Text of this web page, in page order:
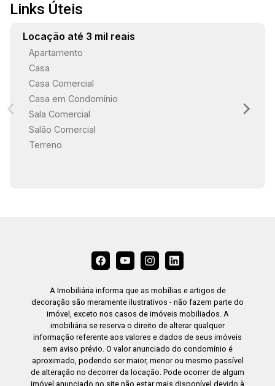
Links Úteis
Locação até 3 mil reais
Apartamento
Casa
Casa Comercial
Casa em Condomínio
Sala Comercial
Salão Comercial
Terreno
A Imobiliária informa que as mobílias e artigos de
decoração são meramente ilustrativos - não fazem parte do
imóvel, exceto nos casos de imóveis mobiliados. A
imobiliária se reserva o direito de alterar qualquer
informação referente aos valores e dados de seus imóveis
sem aviso prévio. O valor anunciado do condomínio é
aproximado, podendo ser maior, menor ou mesmo passível
de alteração no decorrer da locação. Pode ocorrer de algum
imóvel anunciado no site não estar mais disponível devido à